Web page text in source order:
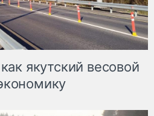
якутский весовой